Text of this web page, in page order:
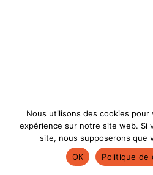
Nous utilisons des cookies pour
expérience sur notre site web. Si
site, nous supposerons que
OK
Politique de